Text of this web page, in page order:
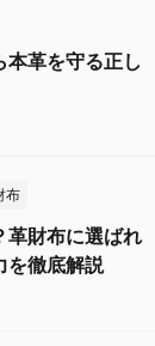
革を守る正し
布
革財布に選ばれ
を徹底解説